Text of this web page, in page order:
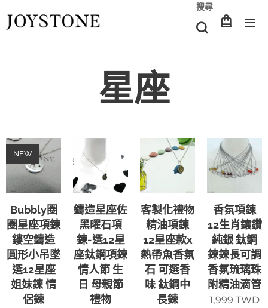
搜尋
星座
Bubbly圈
圈星座項鍊
鏤空鑄造
圓形小吊墜
選12星座
姐妹鍊 情
侶鍊
NEW
鑄造星座佐
黑曜石項
鍊-選12星
座鈦鋼項鍊
情人節 生
日 母親節
禮物
客製化禮物
精油項鍊
12星座款x
熱帶魚香氛
石 可選香
味 鈦鋼中
長鍊
香氛項鍊
12生肖鑲鑽
純銀 鈦鋼
鍊鍊長可調
香氛琉璃珠
附精油滴管
1,999 TWD